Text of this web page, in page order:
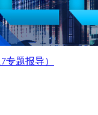
专题报导）